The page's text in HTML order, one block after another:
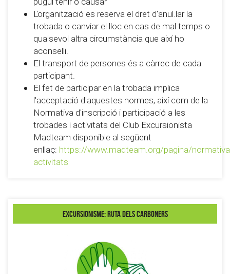
L'organització es reserva el dret d'anul.lar la
trobada o canviar el lloc en cas de mal temps o
qualsevol altra circumstància que així ho
aconselli.
El transport de persones és a càrrec de cada
participant.
El fet de participar en la trobada implica
l'acceptació d'aquestes normes, així com de la
Normativa d'inscripció i participació a les
trobades i activitats del Club Excursionista
Madteam disponible al següent
enllaç: https://www.madteam.org/pagina/
activitats
Excursionisme: Ruta dels Carboners